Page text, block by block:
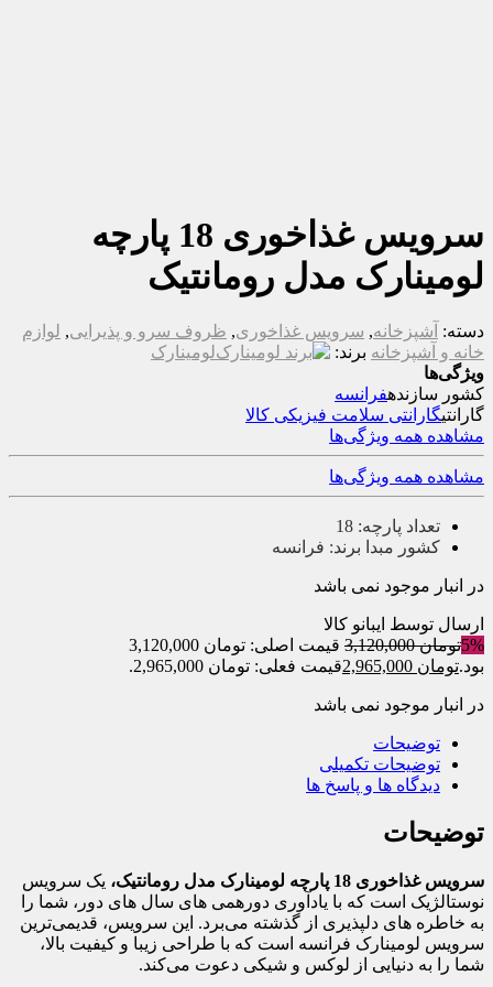
سرویس غذاخوری 18 پارچه
لومینارک مدل رومانتیک
دسته: آشپزخانه, سرویس غذاخوری, ظروف سرو و پذیرایی, لوازم
خانه و آشپزخانه برند:
لومینارک
ویژگی‌ها
کشور سازندهفرانسه
گارانتیگارانتی سلامت فیزیکی کالا
مشاهده همه ویژگی‌ها
مشاهده همه ویژگی‌ها
تعداد پارچه: 18
کشور مبدا برند: فرانسه
در انبار موجود نمی باشد
ارسال توسط ایبانو کالا
5%تومان3,120,000
قیمت اصلی: تومان 3,120,000
بود.تومان قیمت فعلی: تومان 2,965,000.
در انبار موجود نمی باشد
توضیحات
توضیحات تکمیلی
دیدگاه ها و پاسخ ها
توضیحات
سرویس غذاخوری 18 پارچه لومینارک مدل رومانتیک،
یک سرویس
نوستالژیک است که با یادآوری دورهمی های سال های دور، شما را
به خاطره های دلپذیری از گذشته می‌برد. این سرویس، قدیمی‌ترین
سرویس لومینارک فرانسه است که با طراحی زیبا و کیفیت بالا،
شما را به دنیایی از لوکس و شیکی دعوت می‌کند.